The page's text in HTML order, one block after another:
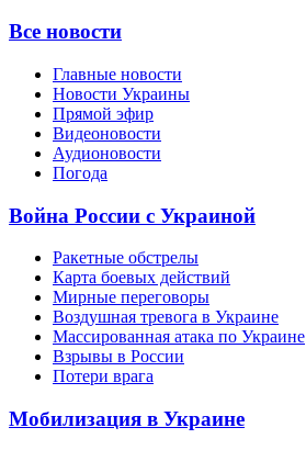
Все новости
Главные новости
Новости Украины
Прямой эфир
Видеоновости
Аудионовости
Погода
Война России с Украиной
Ракетные обстрелы
Карта боевых действий
Мирные переговоры
Воздушная тревога в Украине
Массированная атака по Украине
Взрывы в России
Потери врага
Мобилизация в Украине